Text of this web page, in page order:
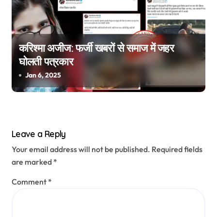
करिश्मा अजीज: फर्जी खबरों से समाज में जहर
घोलती पत्रकार
Jan 6, 2025
Leave a Reply
Your email address will not be published. Required fields
are marked *
Comment *